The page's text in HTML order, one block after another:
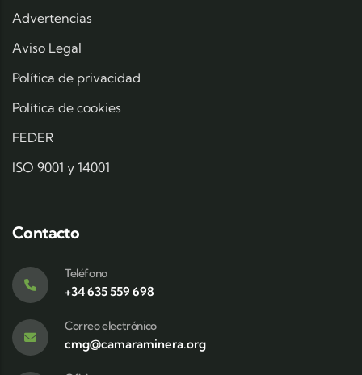
Advertencias
Aviso Legal
Política de privacidad
Política de cookies
FEDER
ISO 9001 y 14001
Contacto
Teléfono
+34 635 559 698
Correo electrónico
cmg@camaraminera.org